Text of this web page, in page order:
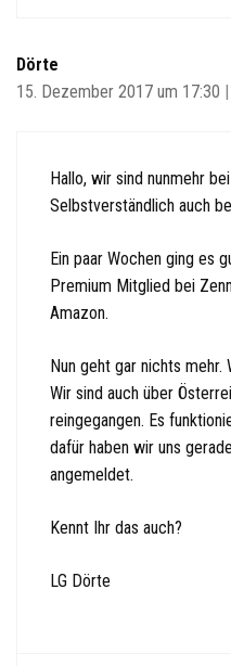
Dörte
15. Dezember 2017 um 17:30 |
Hallo, wir sind nunmehr
Selbstverständlich auch
Ein paar Wochen ging es
Premium Mitglied bei
Amazon.
Nun geht gar nichts mehr.
Wir sind auch über
reingegangen. Es
dafür haben wir uns
angemeldet.
Kennt Ihr das auch?
LG Dörte